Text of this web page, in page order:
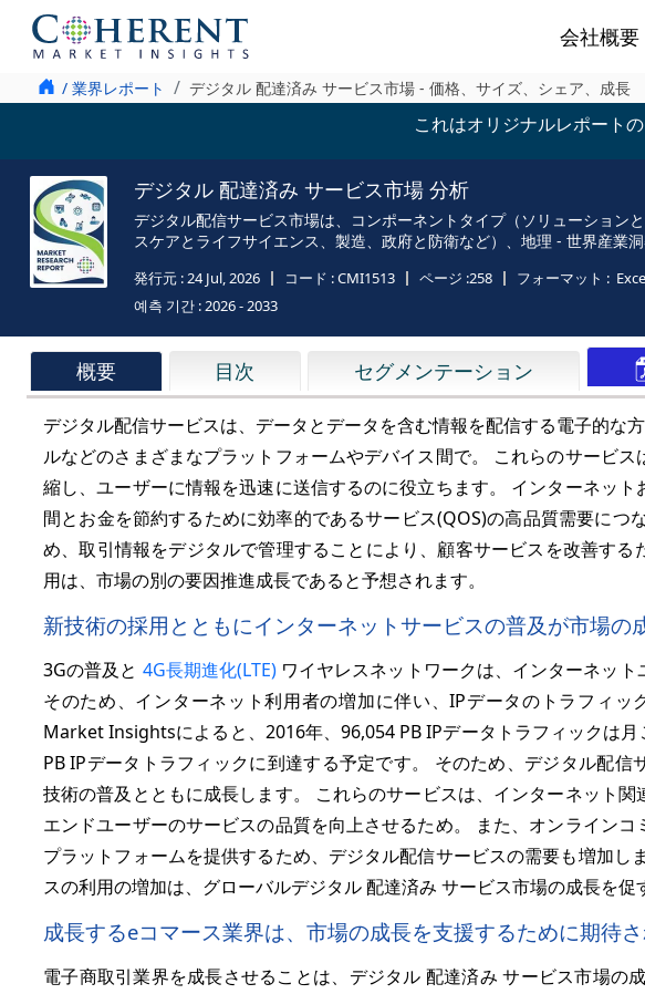
会社概要
/ 業界レポート デジタル 配達済み サービス市場 - 価格、サイズ、シェア、成長
これはオリジナルレポート
デジタル 配達済み サービス市場 分析
デジタル配信サービス市場は、コンポーネントタイプ（ソリューション
スケアとライフサイエンス、製造、政府と防衛など）、地理 - 世界産業
発行元 :24 Jul, 2026 コード :CMI1513 ページ :258 フォーマット :
예측 기간 :2026 - 2033
概要 目次 セグメンテーション
デジタル配信サービスは、データとデータを含む情報を配信する電子的な方
ルなどのさまざまなプラットフォームやデバイス間で。 これらのサービ
縮し、ユーザーに情報を迅速に送信するのに役立ちます。 インターネッ
間とお金を節約するために効率的であるサービス(QOS)の高品質需要につ
め、取引情報をデジタルで管理することにより、顧客サービスを改善す
用は、市場の別の要因推進成長であると予想されます。
新技術の採用とともにインターネットサービスの普及が市場の
3Gの普及と 4G長期進化(LTE)ワイヤレスネットワークは、インターネット
そのため、インターネット利用者の増加に伴い、IPデータのトラフィ
Market Insightsによると、2016年、96,054 PB IPデータトラフィックは
PB IPデータトラフィックに到達する予定です。 そのため、デジタル配信
技術の普及とともに成長します。 これらのサービスは、インターネット
エンドユーザーのサービスの品質を向上させるため。 また、オンライン
プラットフォームを提供するため、デジタル配信サービスの需要も増加し
スの利用の増加は、グローバルデジタル 配達済み サービス市場の成長を促
成長するeコマース業界は、市場の成長を支援するために期待
電子商取引業界を成長させることは、デジタル 配達済み サービス市場の